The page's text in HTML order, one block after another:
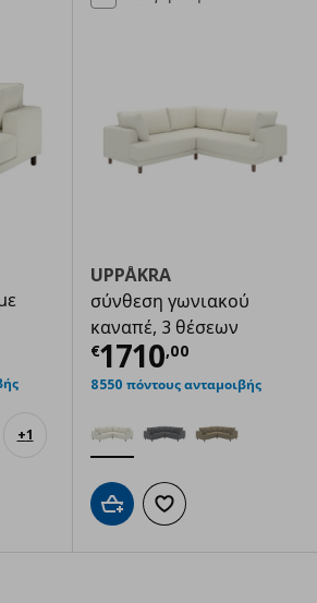
+1
€ 760,00
αγαπημένα
UPPÅKRA
σύνθεση γωνιακού
καναπέ, 3 θέσεων
€1710,00
Τρέχουσα
8550 πόντους ανταμοιβής
Προσθήκη στο καλάθι
Προσθήκη στα